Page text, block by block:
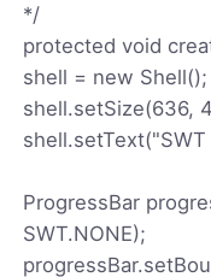
*/
protected void
shell = new Shell();
shell.setSize(636,
ProgressBar
SWT.NONE);